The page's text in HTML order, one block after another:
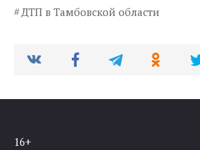
ДТП в Тамбовской области
16+